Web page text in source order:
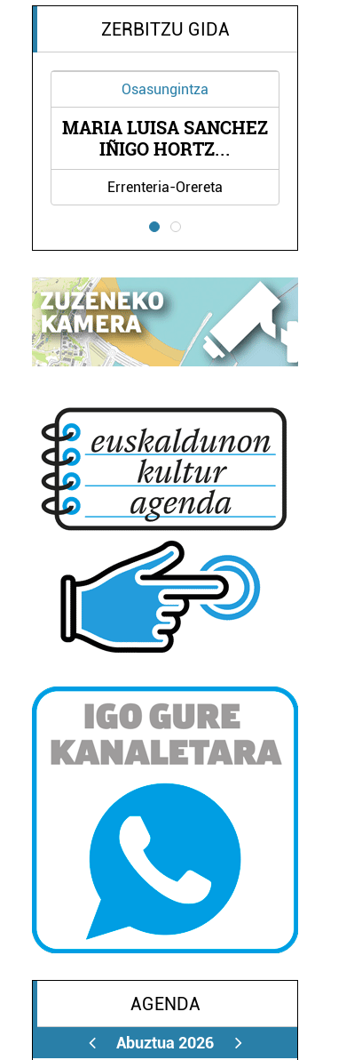
ZERBITZU GIDA
Osasungintza
MARIA LUISA SANCHEZ
IÑIGO HORTZ...
Errenteria-Orereta
AGENDA
Abuztua 2026